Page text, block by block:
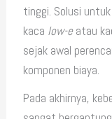
tinggi. Solusi
kaca low-eatau
sejak awal
komponen biaya.
Pada akhirnya,